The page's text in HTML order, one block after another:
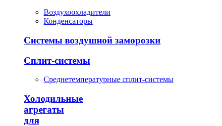
Воздухоохладители
Конденсаторы
Системы воздушной заморозки
Сплит-системы
Среднетемпературные сплит-системы
Холодильные
агрегаты
для